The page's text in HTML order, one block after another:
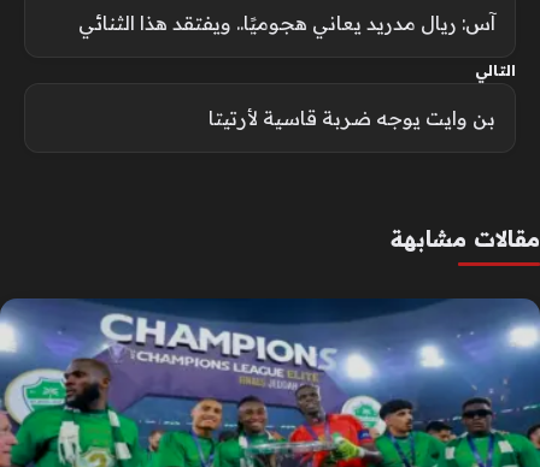
آس: ريال مدريد يعاني هجوميًا.. ويفتقد هذا الثنائي
التالي
بن وايت يوجه ضربة قاسية لأرتيتا
مقالات مشابهة